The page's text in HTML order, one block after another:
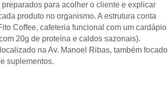
para acolher o cliente e explicar
produto no organismo. A estrutura conta
Coffee, cafeteria funcional com um cardápio
20g de proteína e caldos sazonais).
na Av. Manoel Ribas, também focado
suplementos.